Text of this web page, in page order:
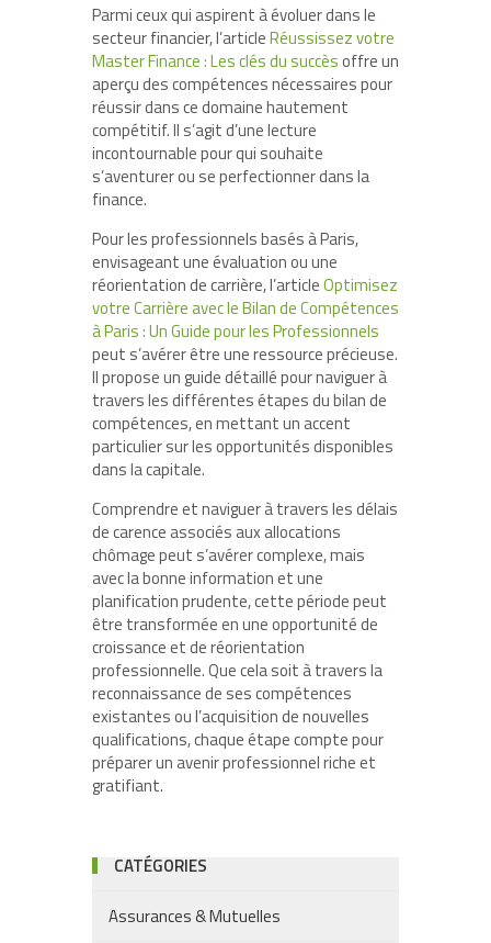
Parmi ceux qui aspirent à évoluer dans le
secteur financier, l’articleRéussissez votre
Master Finance : Les clés du succèsoffre un
aperçu des compétences nécessaires pour
réussir dans ce domaine hautement
compétitif. Il s’agit d’une lecture
incontournable pour qui souhaite
s’aventurer ou se perfectionner dans la
finance.
Pour les professionnels basés à Paris,
envisageant une évaluation ou une
réorientation de carrière, l’articleOptimisez
votre Carrière avec le Bilan de Compétences
à Paris : Un Guide pour les Professionnels
peut s’avérer être une ressource précieuse.
Il propose un guide détaillé pour naviguer à
travers les différentes étapes du bilan de
compétences, en mettant un accent
particulier sur les opportunités disponibles
dans la capitale.
Comprendre et naviguer à travers les délais
de carence associés aux allocations
chômage peut s’avérer complexe, mais
avec la bonne information et une
planification prudente, cette période peut
être transformée en une opportunité de
croissance et de réorientation
professionnelle. Que cela soit à travers la
reconnaissance de ses compétences
existantes ou l’acquisition de nouvelles
qualifications, chaque étape compte pour
préparer un avenir professionnel riche et
gratifiant.
CATÉGORIES
Assurances & Mutuelles